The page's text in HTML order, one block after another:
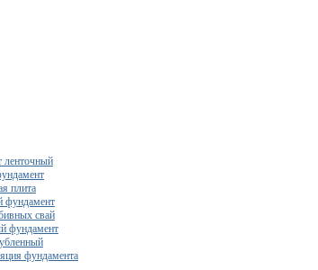
ленточный
плита
фундамент
свай
фундамент
фундамента